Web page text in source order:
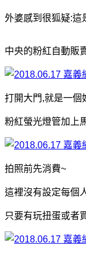
外婆感到很狐疑:這
中央的粉紅自動販
打開大門,就是一個
粉紅螢光燈管加上
拍照前先消費~
這裡沒有設定每個
只要有玩扭蛋或者